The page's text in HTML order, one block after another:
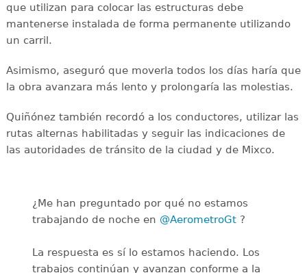
que utilizan para colocar las estructuras debe
mantenerse instalada de forma permanente utilizando
un carril.
Asimismo, aseguró que moverla todos los días haría que
la obra avanzara más lento y prolongaría las molestias.
Quiñónez también recordó a los conductores, utilizar las
rutas alternas habilitadas y seguir las indicaciones de
las autoridades de tránsito de la ciudad y de Mixco.
¿Me han preguntado por qué no estamos
trabajando de noche en @AerometroGt ?
La respuesta es sí lo estamos haciendo. Los
trabajos continúan y avanzan conforme a la